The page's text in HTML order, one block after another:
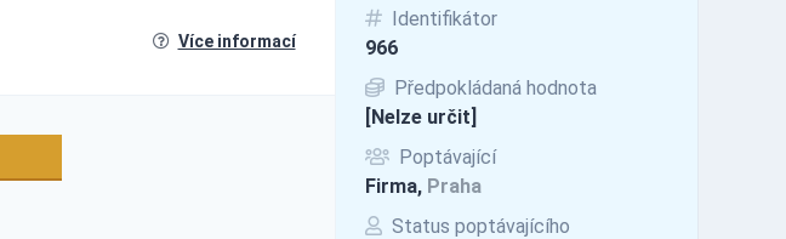
Identifikátor
966
Předpokládaná hodnota
[Nelze určit]
Poptávající
Firma, Praha
Status poptávajícího
Více informací